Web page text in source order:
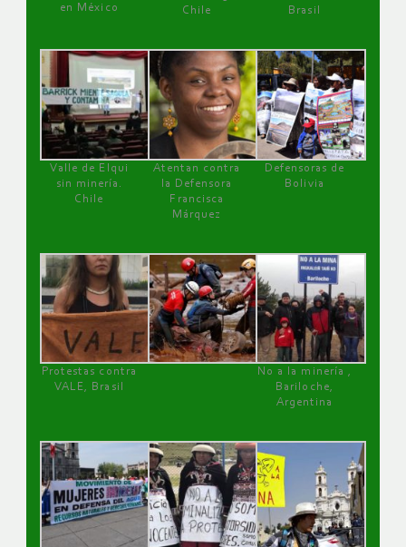
en México
Chile
Brasil
Valle de Elqui
sin minería.
Chile
Atentan contra
la Defensora
Francisca
Márquez
Defensoras de
Bolivia
Protestas contra
VALE, Brasil
No a la minería ,
Bariloche,
Argentina